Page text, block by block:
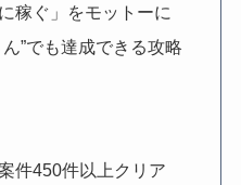
稼ぐ」をモットーに
”でも達成できる攻略
件450件以上クリア